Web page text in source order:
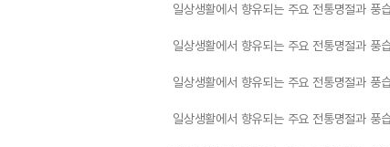
일상생활에서 향유되는 주요 전통명절과 풍
일상생활에서 향유되는 주요 전통명절과 풍
일상생활에서 향유되는 주요 전통명절과 풍
일상생활에서 향유되는 주요 전통명절과 풍